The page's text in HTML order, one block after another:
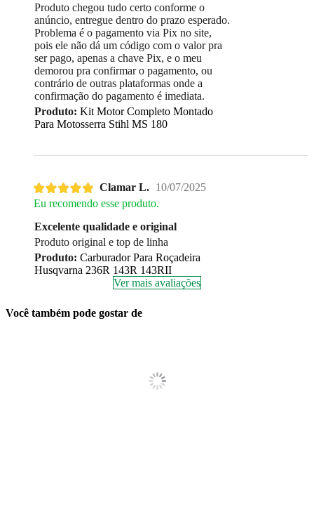
Produto chegou tudo certo conforme o
anúncio, entregue dentro do prazo esperado.
Problema é o pagamento via Pix no site,
pois ele não dá um código com o valor pra
ser pago, apenas a chave Pix, e o meu
demorou pra confirmar o pagamento, ou
contrário de outras plataformas onde a
confirmação do pagamento é imediata.
Produto: Kit Motor Completo Montado
Para Motosserra Stihl MS 180
Clamar L. 10/07/2025
Eu recomendo esse produto.
Excelente qualidade e original
Produto original e top de linha
Produto: Carburador Para Roçadeira
Husqvarna 236R 143R 143RII
Ver mais avaliações
Você também pode gostar de